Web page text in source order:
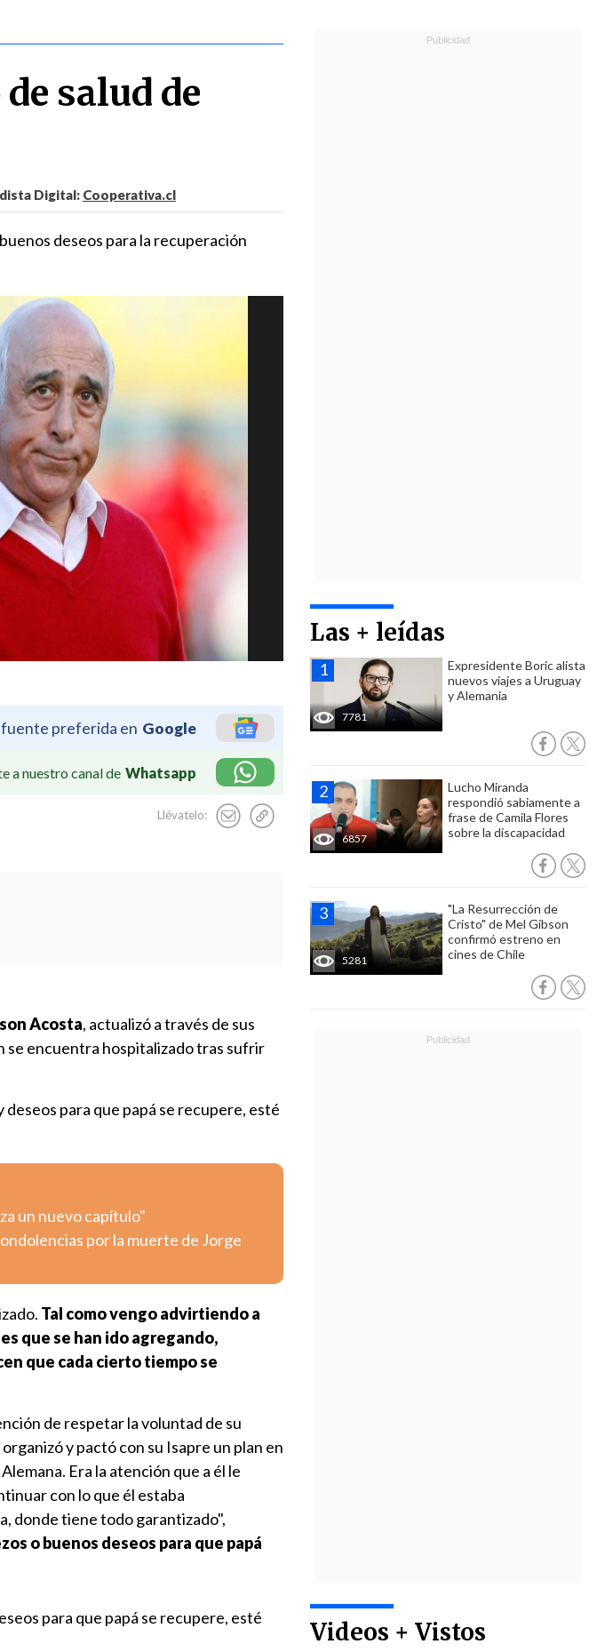
salud de
Digital: Cooperativa.cl
deseos para la recuperación
preferida en Google
a nuestro canal de Whatsapp
Llévatelo:
Las + leídas
7781
Expresidente Boric alista
nuevos viajes a Uruguay
y Alemania
6857
Lucho Miranda
respondió sabiamente a
frase de Camila Flores
sobre la discapacidad
5281
"La Resurrección de
Cristo" de Mel Gibson
confirmó estreno en
cines de Chile
Videos + Vistos
Acosta, actualizó a través de sus
se encuentra hospitalizado tras sufrir
para que papá se recupere, esté
un nuevo capítulo"
por la muerte de Jorge
Tal como vengo advirtiendo a
que se han ido agregando,
que cada cierto tiempo se
de respetar la voluntad de su
y pactó con su Isapre un plan en
Era la atención que a él le
con lo que él estaba
donde tiene todo garantizado",
o buenos deseos para que papá
para que papá se recupere, esté